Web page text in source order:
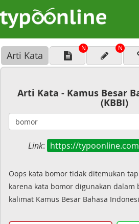
Arti Kata
N N
Arti Kata - Kamus Besar
(KBBI)
Link: https://
Oops kata bomor tidak ditemukan
karena kata bomor digunakan dalam
kalimat Kamus Besar Bahasa